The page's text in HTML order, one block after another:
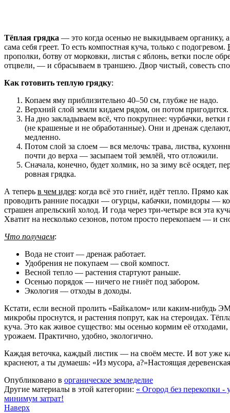
Тёплая грядка — это когда осенью не выкидываем органику,
сама себя греет. То есть компостная куча, только с подогревом.
прополки, ботву от морковки, листья с яблонь, ветки после
отцвели, — и сбрасываем в траншею. Двор чистый, совесть
Как готовить теплую грядку:
Копаем яму приблизительно 40–50 см, глубже не надо.
Верхний слой земли кидаем рядом, он потом пригодится.
На дно закладываем всё, что покрупнее: чурбачки,
(не крашеные и не обработанные). Они и дренаж сделают,
медленно.
Потом слой за слоем — вся мелочь: трава, листва,
почти до верха — засыпаем той землёй, что отложили.
Сначала, конечно, будет холмик, но за зиму всё осядет,
ровная грядка.
А теперь в чем идея: когда всё это гниёт, идёт тепло. Прямо
проводить ранние посадки — огурцы, кабачки, помидоры —
страшен апрельский холод. И года через три-четыре вся эта
Хватит на несколько сезонов, потом просто перекопаем — и
Что получаем:
Вода не стоит — дренаж работает.
Удобрения не покупаем — свой компост.
Весной тепло — растения стартуют раньше.
Осенью порядок — ничего не гниёт под забором.
Экология — отходы в доходы.
Кстати, если весной пролить «Байкалом» или каким-нибудь
микробы проснутся, и растения попрут, как на стероидах.
куча. Это как живое существо: мы осенью кормим её отходами,
урожаем. Практично, удобно, экологично.
Каждая веточка, каждый листик — на своём месте. И вот уже
краснеют, а ты думаешь: «Из мусора, а?»Настоящая
Опубликовано в органическое земледелие
Другие материалы в этой категории: « Огород без перекопки
минимум затрат!
Наверх